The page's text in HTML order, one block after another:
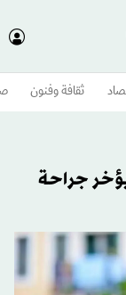
ثقافة وفنون
جراحة